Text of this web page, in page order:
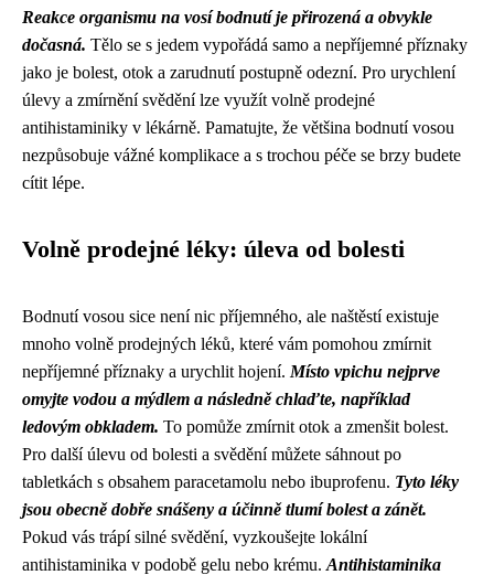
Reakce organismu na vosí bodnutí je přirozená a obvykle
dočasná. Tělo se s jedem vypořádá samo a nepříjemné příznaky
jako je bolest, otok a zarudnutí postupně odezní. Pro urychlení
úlevy a zmírnění svědění lze využít volně prodejné
antihistaminiky v lékárně. Pamatujte, že většina bodnutí vosou
nezpůsobuje vážné komplikace a s trochou péče se brzy budete
cítit lépe.
Volně prodejné léky: úleva od bolesti
Bodnutí vosou sice není nic příjemného, ale naštěstí existuje
mnoho volně prodejných léků, které vám pomohou zmírnit
nepříjemné příznaky a urychlit hojení. Místo vpichu nejprve
omyjte vodou a mýdlem a následně chlaďte, například
ledovým obkladem. To pomůže zmírnit otok a zmenšit bolest.
Pro další úlevu od bolesti a svědění můžete sáhnout po
tabletkách s obsahem paracetamolu nebo ibuprofenu. Tyto léky
jsou obecně dobře snášeny a účinně tlumí bolest a zánět.
Pokud vás trápí silné svědění, vyzkoušejte lokální
antihistaminika v podobě gelu nebo krému. Antihistaminika